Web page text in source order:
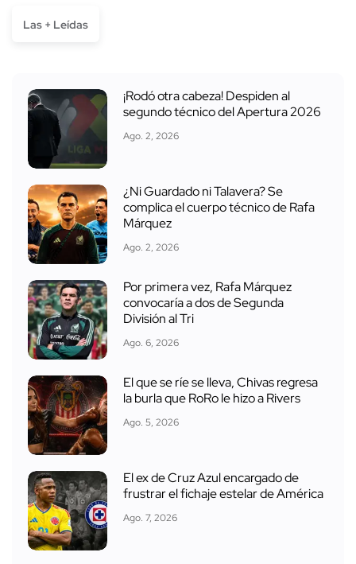
Las + Leídas
¡Rodó otra cabeza! Despiden al
segundo técnico del Apertura 2026
Ago. 2, 2026
¿Ni Guardado ni Talavera? Se
complica el cuerpo técnico de Rafa
Márquez
Ago. 2, 2026
Por primera vez, Rafa Márquez
convocaría a dos de Segunda
División al Tri
Ago. 6, 2026
El que se ríe se lleva, Chivas regresa
la burla que RoRo le hizo a Rivers
Ago. 5, 2026
El ex de Cruz Azul encargado de
frustrar el fichaje estelar de América
Ago. 7, 2026